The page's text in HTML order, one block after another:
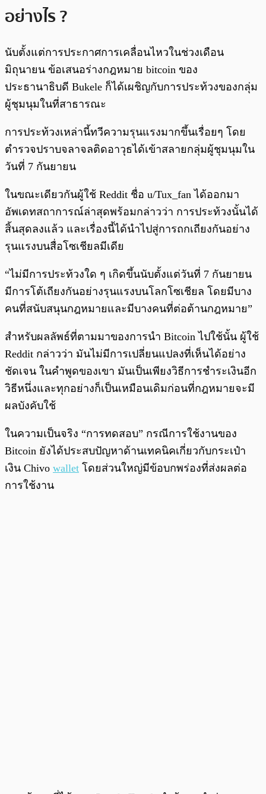
อย่างไร ?
นับตั้งแต่การประกาศการเคลื่อนไหวในช่วงเดือน
มิถุนายน ข้อเสนอร่างกฎหมาย bitcoin ของ
ประธานาธิบดี Bukele ก็ได้เผชิญกับการประท้วงของกลุ่ม
ผู้ชุมนุมในที่สาธารณะ
การประท้วงเหล่านี้ทวีความรุนแรงมากขึ้นเรื่อยๆ โดย
ตำรวจปราบจลาจลติดอาวุธได้เข้าสลายกลุ่มผู้ชุมนุมใน
วันที่ 7 กันยายน
ในขณะเดียวกันผู้ใช้ Reddit ชื่อ u/Tux_fan ได้ออกมา
อัพเดทสถาการณ์ล่าสุดพร้อมกล่าวว่า การประท้วงนั้นได้
สิ้นสุดลงแล้ว และเรื่องนี้ได้นำไปสู่การถกเถียงกันอย่าง
รุนแรงบนสื่อโซเชียลมีเดีย
“ไม่มีการประท้วงใด ๆ เกิดขึ้นนับตั้งแต่วันที่ 7 กันยายน
มีการโต้เถียงกันอย่างรุนแรงบนโลกโซเชียล โดยมีบาง
คนที่สนับสนุนกฎหมายและมีบางคนที่ต่อต้านกฎหมาย”
สำหรับผลลัพธ์ที่ตามมาของการนำ Bitcoin ไปใช้นั้น ผู้ใช้
Reddit กล่าวว่า มันไม่มีการเปลี่ยนแปลงที่เห็นได้อย่าง
ชัดเจน ในคำพูดของเขา มันเป็นเพียงวิธีการชำระเงินอีก
วิธีหนึ่งและทุกอย่างก็เป็นเหมือนเดิมก่อนที่กฎหมายจะมี
ผลบังคับใช้
ในความเป็นจริง “การทดสอบ” กรณีการใช้งานของ
Bitcoin ยังได้ประสบปัญหาด้านเทคนิคเกี่ยวกับกระเป๋า
เงิน Chivo wallet โดยส่วนใหญ่มีข้อบกพร่องที่ส่งผลต่อ
การใช้งาน